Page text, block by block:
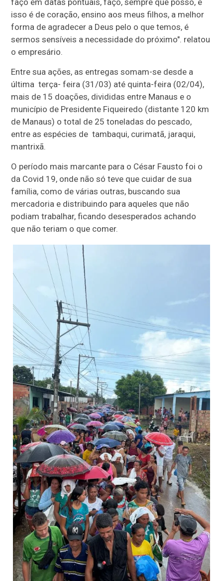
isso é de coração, ensino aos meus filhos, a melhor
forma de agradecer a Deus pelo o que temos, é
sermos sensíveis a necessidade do próximo". relatou
o empresário.
Entre sua ações, as entregas somam-se desde a
última terça- feira (31/03) até quinta-feira (02/04),
mais de 15 doações, divididas entre Manaus e o
município de Presidente Fiqueiredo (distante 120 km
de Manaus) o total de 25 toneladas do pescado,
entre as espécies de tambaqui, curimatã, jaraqui,
mantrixã.
O período mais marcante para o César Fausto foi o
da Covid 19, onde não só teve que cuidar de sua
família, como de várias outras, buscando sua
mercadoria e distribuindo para aqueles que não
podiam trabalhar, ficando desesperados achando
que não teriam o que comer.